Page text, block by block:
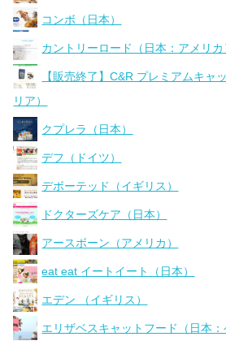
コンボ（日本）
カントリーロード（日本：アメリカ
【販売終了】C&R プレミアムキャ
リア）
クプレラ（日本）
デフ（ドイツ）
デボーテッド（イギリス）
ドクターズケア（日本）
アースボーン（アメリカ）
eat eat イートイート（日本）
エデン （イギリス）
エリザベスキャットフード（日本：